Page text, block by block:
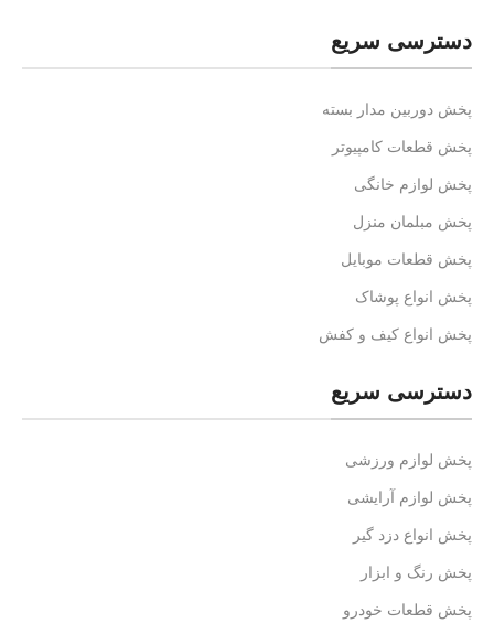
دسترسی سریع
پخش دوربین مدار بسته
پخش قطعات کامپیوتر
پخش لوازم خانگی
پخش مبلمان منزل
پخش قطعات موبایل
پخش انواع پوشاک
پخش انواع کیف و کفش
دسترسی سریع
پخش لوازم ورزشی
پخش لوازم آرایشی
پخش انواع دزد گیر
پخش رنگ و ابزار
پخش قطعات خودرو